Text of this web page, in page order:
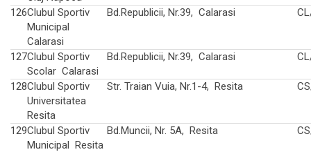
126Clubul Sportiv
Municipal
Calarasi
Bd.Republicii, Nr.39, Calarasi
127Clubul Sportiv
Scolar Calarasi
Bd.Republicii, Nr.39, Calarasi
128Clubul Sportiv
Universitatea
Resita
Str. Traian Vuia, Nr.1-4, Resita
129Clubul Sportiv
Municipal Resita
Bd.Muncii, Nr. 5A, Resita